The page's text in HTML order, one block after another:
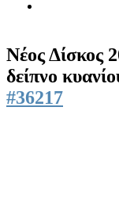
Νέος Δίσκος
δείπνο
#36217